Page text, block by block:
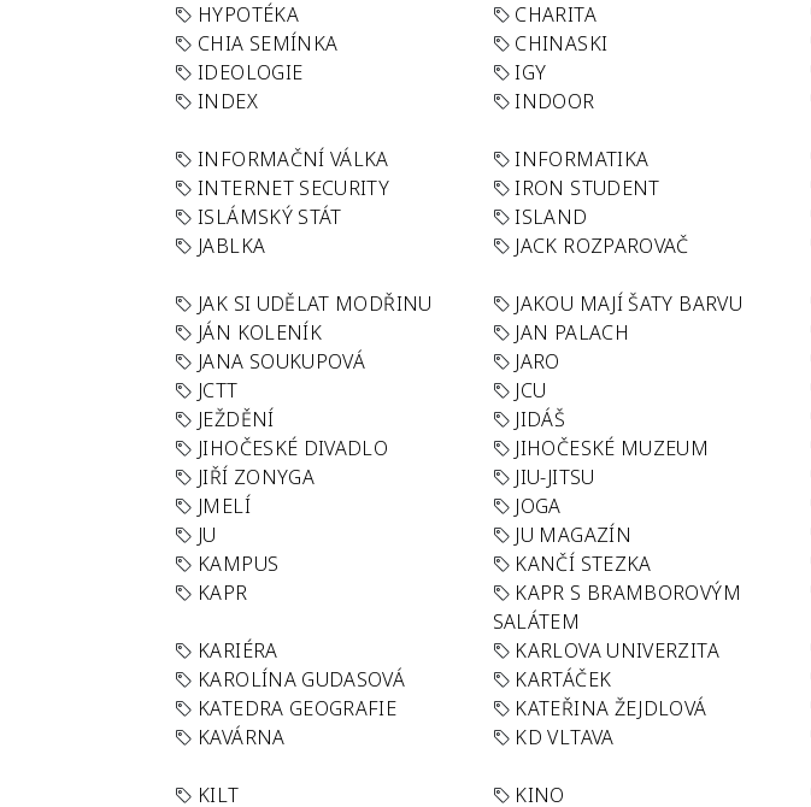
HYPOTÉKA
CHARITA
CHIA SEMÍNKA
CHINASKI
IDEOLOGIE
IGY
INDEX
INDOOR
INFORMAČNÍ VÁLKA
INFORMATIKA
INTERNET SECURITY
IRON STUDENT
ISLÁMSKÝ STÁT
ISLAND
JABLKA
JACK ROZPAROVAČ
JAK SI UDĚLAT MODŘINU
JAKOU MAJÍ ŠATY BARVU
JÁN KOLENÍK
JAN PALACH
JANA SOUKUPOVÁ
JARO
JCTT
JCU
JEŽDĚNÍ
JIDÁŠ
JIHOČESKÉ DIVADLO
JIHOČESKÉ MUZEUM
JIŘÍ ZONYGA
JIU-JITSU
JMELÍ
JOGA
JU
JU MAGAZÍN
KAMPUS
KANČÍ STEZKA
KAPR
KAPR S BRAMBOROVÝM
SALÁTEM
KARIÉRA KARLOVA UNIVERZITA
KAROLÍNA GUDASOVÁ
KARTÁČEK
KATEDRA GEOGRAFIE
KATEŘINA ŽEJDLOVÁ
KAVÁRNA
KD VLTAVA
KILT KINO